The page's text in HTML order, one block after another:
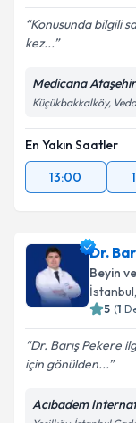
Konusunda bilgili
kez...
Medicana
Küçükbakkalköy,
En Yakın Saatler
13:00
Dr.
Beyin
İstanbul
5 (1
Dr. Barış Pekere
için gönülden...
Acıbadem